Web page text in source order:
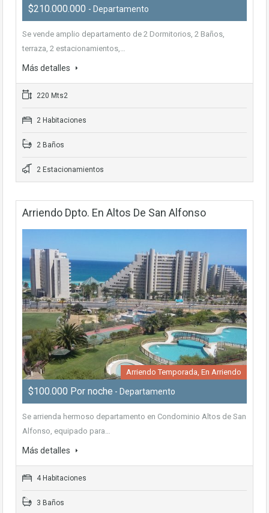
$210.000.000 - Departamento
Se vende amplio departamento de 2 Dormitorios, 2 Baños,
terraza, 2 estacionamientos,…
Más detalles
220 Mts2
2 Habitaciones
2 Baños
2 Estacionamientos
Arriendo Dpto. En Altos De San Alfonso
Arriendo Temporada, En Arriendo
$100.000 Por noche - Departamento
Se arrienda hermoso departamento en Condominio Altos de San
Alfonso, equipado para…
Más detalles
4 Habitaciones
3 Baños